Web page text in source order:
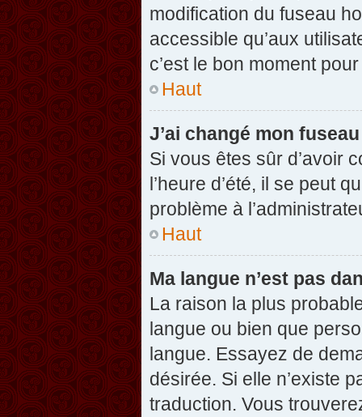
modification du fuseau
accessible qu’aux
c’est le bon moment
Haut
J’ai changé mon
Si vous êtes sûr d’avoir
l’heure d’été, il se peut
problème à
Haut
Ma langue n’est pas
La raison la plus
langue ou bien que
langue. Essayez de
désirée. Si elle n’existe
traduction. Vous